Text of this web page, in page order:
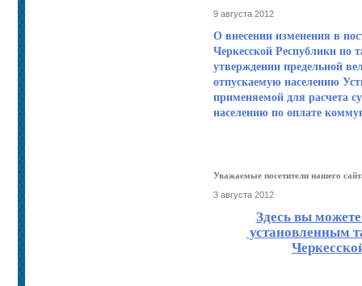
9 августа 2012
О внесении изменения в
Черкесской Республики по
утверждении предельной
отпускаемую населению
применяемой для расчета
населению по оплате
Уважаемые посетители нашего
3 августа 2012
Здесь вы
установленным